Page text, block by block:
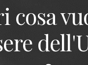
cosa